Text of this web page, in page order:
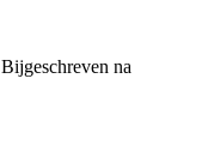
Bijgeschreven na